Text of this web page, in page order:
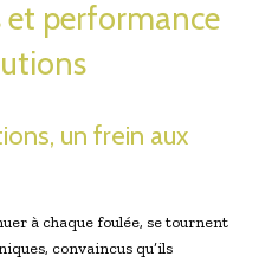
performance
un frein aux
à chaque foulée, se tournent
convaincus qu’ils